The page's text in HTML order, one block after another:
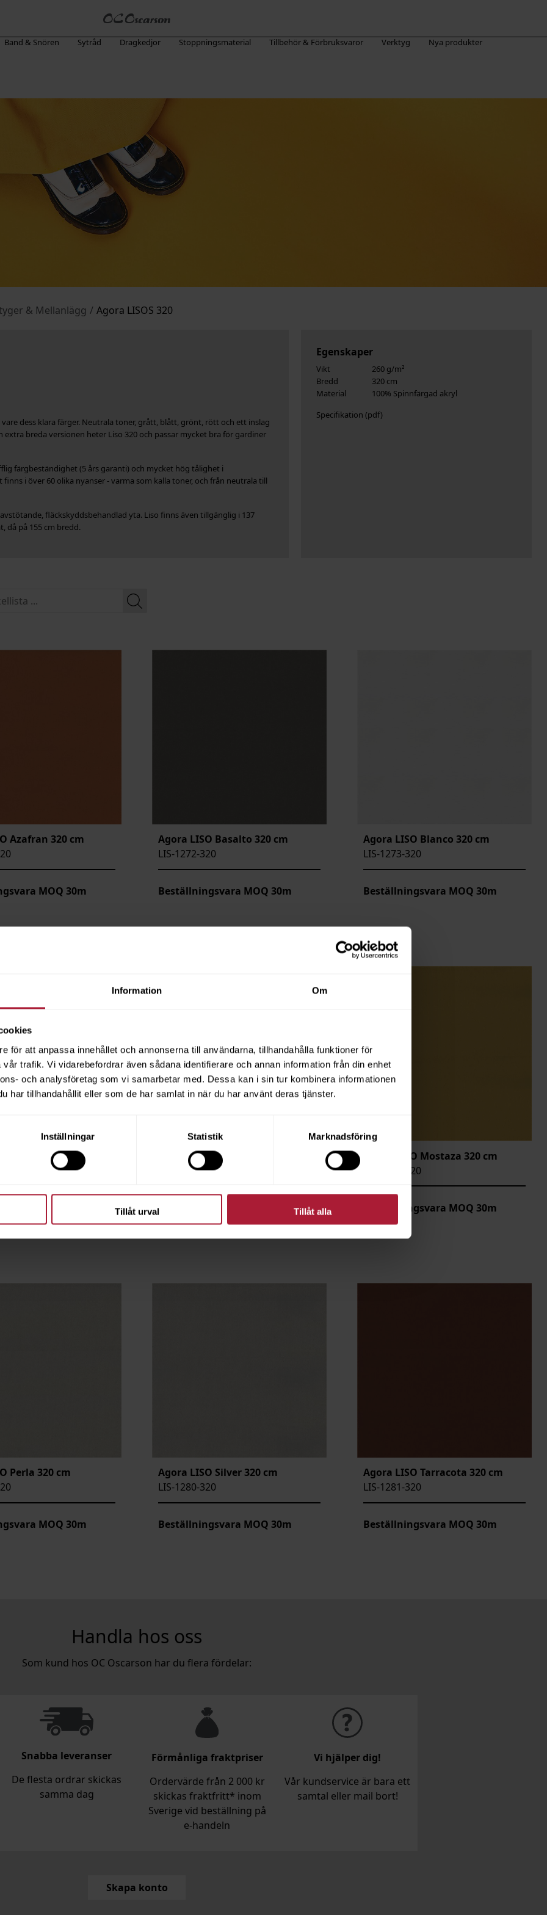
Information Om
för att anpassa innehållet och annonserna till användarna, tillhandahålla funktioner för
trafik. Vi vidarebefordrar även sådana identifierare och annan information från din enhet
och analysföretag som vi samarbetar med. Dessa kan i sin tur kombinera informationen
har tillhandahållit eller som de har samlat in när du har använt deras tjänster.
Inställningar Statistik Marknadsföring
Tillåt urval Tillåt alla
Band & Snören Sytråd Dragkedjor Stoppningsmaterial Tillbehör & Förbruksvaror Verktyg Nya produkter
& Mellanlägg / Agora LISOS 320
dess klara färger. Neutrala toner, grått, blått, grönt, rött och ett inslag
breda versionen heter Liso 320 och passar mycket bra för gardiner
färgbeständighet (5 års garanti) och mycket hög tålighet i
i över 60 olika nyanser - varma som kalla toner, och från neutrala till
fläckskyddsbehandlad yta. Liso finns även tillgänglig i 137
då på 155 cm bredd.
Egenskaper
Vikt
260 g/m²
Bredd
320 cm
Material
100% Spinnfärgad akryl
Specifikation
Azafran 320 cm
MOQ 30m
Agora LISO Basalto 320 cm
LIS-1272-320
Beställningsvara MOQ 30m
Agora LISO Blanco 320 cm
LIS-1273-320
Beställningsvara MOQ 30m
Marino 320 cm
MOQ 30m
Agora LISO Marfil 320 cm
LIS-1276-320
Beställningsvara MOQ 30m
Agora LISO Mostaza 320 cm
LIS-1277-320
Beställningsvara MOQ 30m
Perla 320 cm
MOQ 30m
Agora LISO Silver 320 cm
LIS-1280-320
Beställningsvara MOQ 30m
Agora LISO Tarracota 320 cm
LIS-1281-320
Beställningsvara MOQ 30m
Handla hos oss
Som kund hos OC Oscarson har du flera fördelar:
Snabba leveranser
De flesta ordrar skickas
samma dag
Förmånliga fraktpriser
Ordervärde från 2 000 kr
skickas fraktfritt* inom
Sverige vid beställning på
e‑handeln
Vi hjälper dig!
Vår kundservice är bara ett
samtal eller mail bort!
Skapa konto